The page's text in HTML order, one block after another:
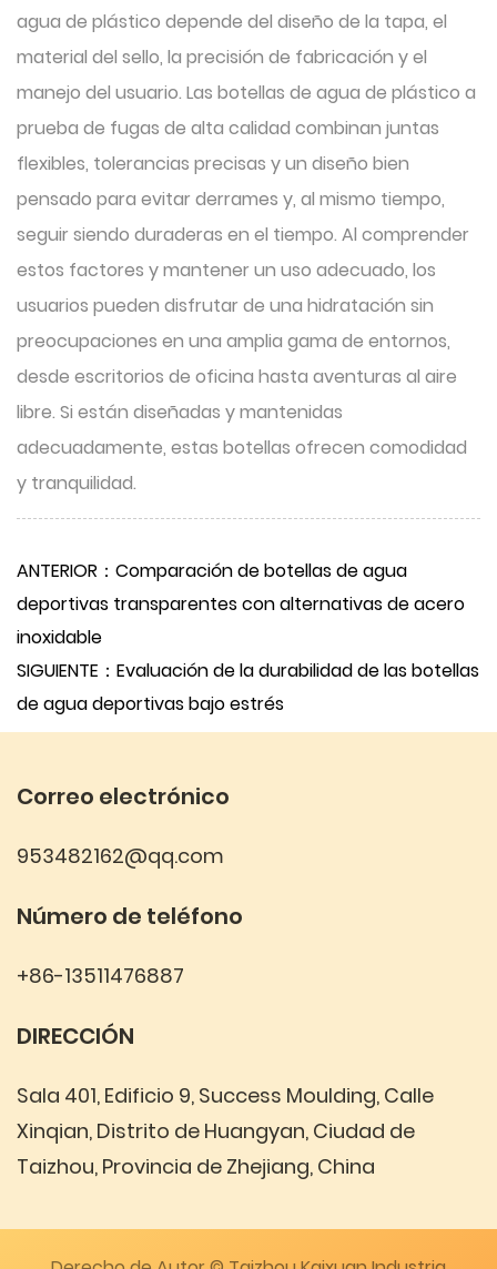
agua de plástico depende del diseño de la tapa, el
material del sello, la precisión de fabricación y el
manejo del usuario. Las botellas de agua de plástico a
prueba de fugas de alta calidad combinan juntas
flexibles, tolerancias precisas y un diseño bien
pensado para evitar derrames y, al mismo tiempo,
seguir siendo duraderas en el tiempo. Al comprender
estos factores y mantener un uso adecuado, los
usuarios pueden disfrutar de una hidratación sin
preocupaciones en una amplia gama de entornos,
desde escritorios de oficina hasta aventuras al aire
libre. Si están diseñadas y mantenidas
adecuadamente, estas botellas ofrecen comodidad
y tranquilidad.
ANTERIOR：Comparación de botellas de agua
deportivas transparentes con alternativas de acero
inoxidable
SIGUIENTE：Evaluación de la durabilidad de las botellas
de agua deportivas bajo estrés
Correo electrónico
953482162@qq.com
Número de teléfono
+86-13511476887
DIRECCIÓN
Sala 401, Edificio 9, Success Moulding, Calle
Xinqian, Distrito de Huangyan, Ciudad de
Taizhou, Provincia de Zhejiang, China